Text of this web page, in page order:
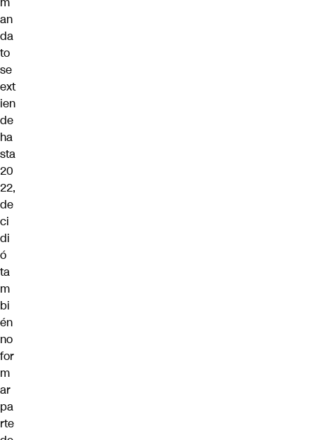
an
da
to
se
ext
ien
de
ha
sta
20
22,
de
ci
di
ó
ta
m
bi
én
no
for
m
ar
pa
rte